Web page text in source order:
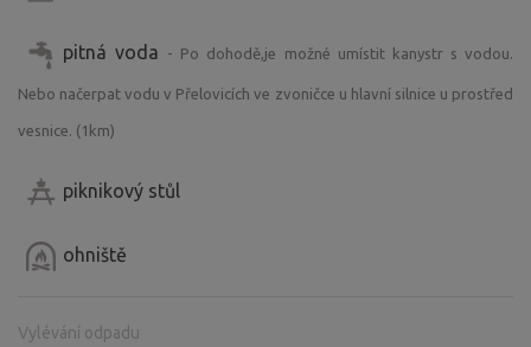
pitná voda - Po dohodě,je možné umístit kanystr s vodou.
Nebo načerpat vodu v Přelovicích ve zvoničce u hlavní silnice u prostřed
vesnice. (1km)
piknikový stůl
ohniště
Vylévání odpadu